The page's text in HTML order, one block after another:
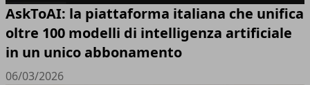
AskToAI: la piattaforma italiana che unifica
oltre 100 modelli di intelligenza artificiale
in un unico abbonamento
06/03/2026